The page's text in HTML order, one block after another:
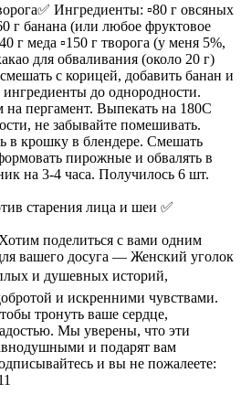
Ингредиенты: ▫️80 г овсяных
г банана (или любое фруктовое
г меда ▫️150 г творога (у меня 5%,
для обваливания (около 20 г)
с корицей, добавить банан и
ингредиенты до однородности.
пергамент. Выпекать на 180С
не забывайте помешивать.
в крошку в блендере. Смешать
пирожные и обвалять в
на 3-4 часа. Получилось 6 шт.
старения лица и шеи ✅
поделиться с вами одним
вашего досуга — Женский уголок
и душевных историй,
и искренними чувствами.
тронуть ваше сердце,
Мы уверены, что эти
и подарят вам
и вы не пожалеете: